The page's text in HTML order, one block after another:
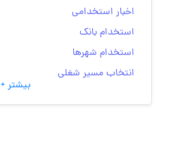
اخبار استخدامی
استخدام بانک
استخدام شهرها
انتخاب مسیر شغلی
به‌روزرسانی‌های سایت (کارجویی)
بیشتر +